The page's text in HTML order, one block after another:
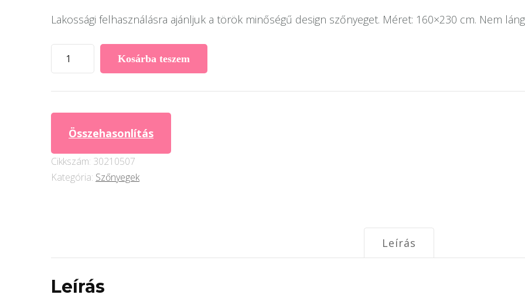
Lakossági felhasználásra ajánljuk a török minőségű design szőnyeget. Méret: 160×230 cm. Nem
Easy
Clean
Knidos
Kosárba teszem
Összehasonlítás
Cikkszám: 30210507
Kategória: Szőnyegek
Leírás
Leírás